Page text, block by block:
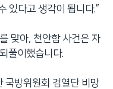
있다고 생각이 됩니다.”
맞아, 천안함 사건은 자
풀이했습니다.
국방위원회 검열단 비망